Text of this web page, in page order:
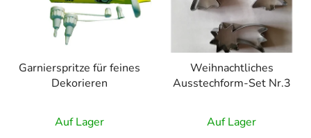
Garnierspritze für feines
Dekorieren
Auf Lager
Weihnachtliches
Ausstechform-Set Nr.3
Auf Lager